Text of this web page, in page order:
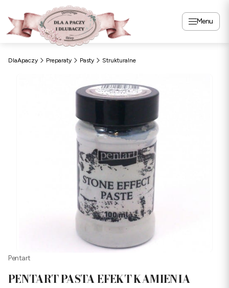
Menu
DlaApaczy Preparaty Pasty Strukturalne
Pentart
PENTART PASTA EFEKT KAMIENIA